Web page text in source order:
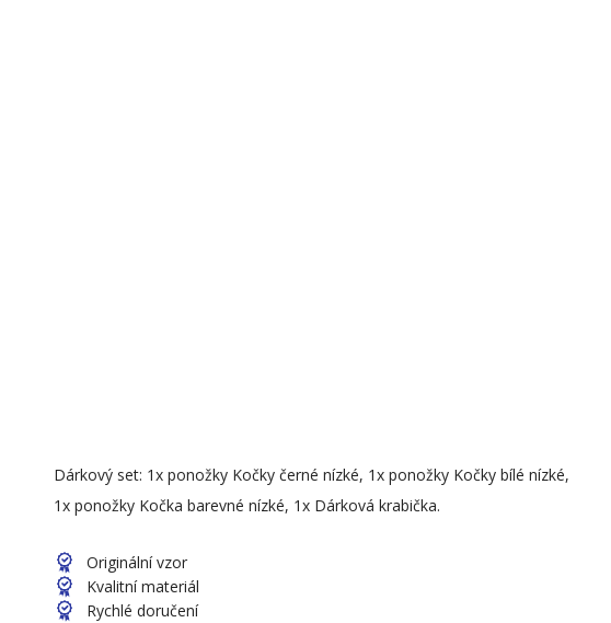
Dárkový set: 1x ponožky Kočky černé nízké, 1x ponožky Kočky bílé nízké,
1x ponožky Kočka barevné nízké, 1x Dárková krabička.
Originální vzor
Kvalitní materiál
Rychlé doručení